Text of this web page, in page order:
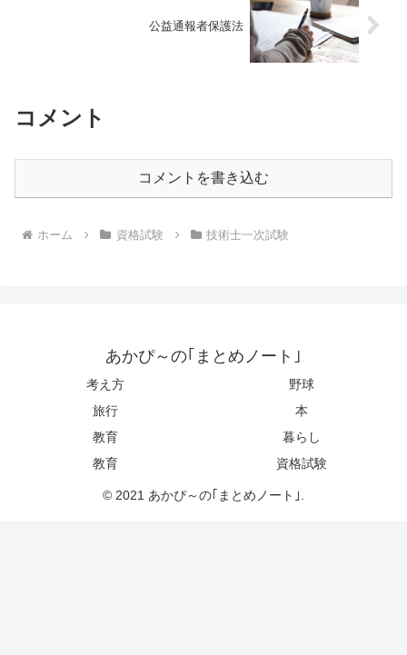
公益通報者保護法
コメント
コメントを書き込む
ホーム 資格試験 技術士一次試験
あかぴ～の｢まとめノート｣
考え方
野球
旅行
本
教育
暮らし
教育
資格試験
© 2021 あかぴ～の｢まとめノート｣.